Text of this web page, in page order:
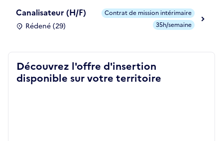
Canalisateur (H/F)
Rédené (29)
Contrat de mission intérimaire
35h/semaine
Découvrez l'offre d'insertion
disponible sur votre territoire